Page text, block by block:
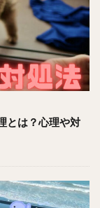
とは？心理や対